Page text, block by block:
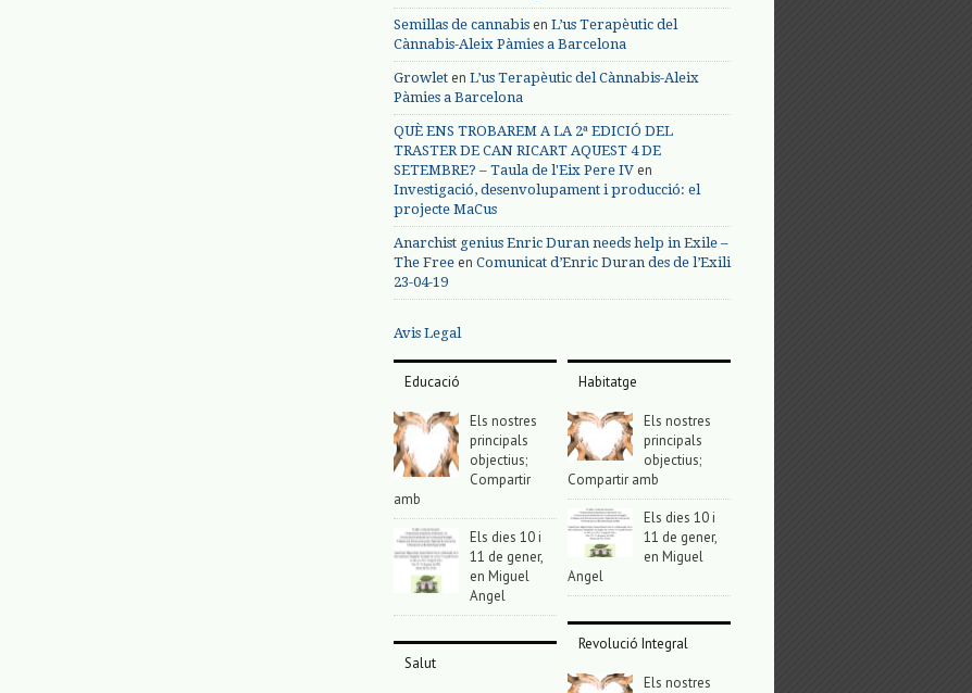
Semillas de cannabis en L’us Terapèutic del
Cànnabis-Aleix Pàmies a Barcelona
Growlet en L’us Terapèutic del Cànnabis-Aleix
Pàmies a Barcelona
QUÈ ENS TROBAREM A LA 2ª EDICIÓ DEL
TRASTER DE CAN RICART AQUEST 4 DE
SETEMBRE? – Taula de l'Eix Pere IV en
Investigació, desenvolupament i producció: el
projecte MaCus
Anarchist genius Enric Duran needs help in Exile –
The Free en Comunicat d’Enric Duran des de l’Exili
23-04-19
Avis Legal
Educació
Els nostres
principals
objectius;
Compartir
amb
Els dies 10 i
11 de gener,
en Miguel
Angel
Salut
Habitatge
Els nostres
principals
objectius;
Compartir amb
Els dies 10 i
11 de gener,
en Miguel
Angel
Revolució Integral
Els nostres